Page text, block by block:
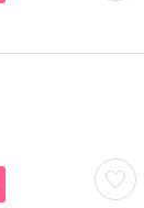
お気